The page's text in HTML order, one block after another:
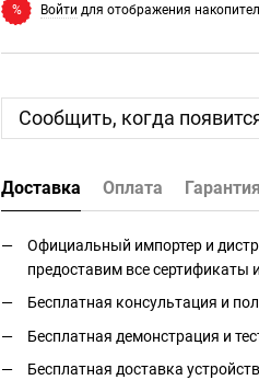
% Войти для отображения
Сообщить, когда
Доставка Оплата Гарантия
Официальный импортер и
предоставим все сертификаты
Бесплатная консультация и
Бесплатная демонстрация и
Бесплатная доставка